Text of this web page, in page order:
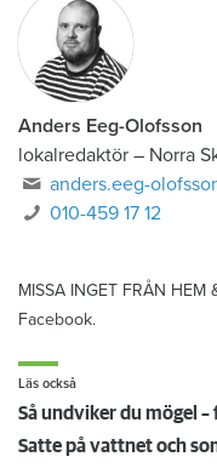
Anders Eeg-Olofsson
lokalredaktör – Norra
anders.eeg-
010-459 17 12
MISSA INGET FRÅN HEM
Facebook.
Läs också